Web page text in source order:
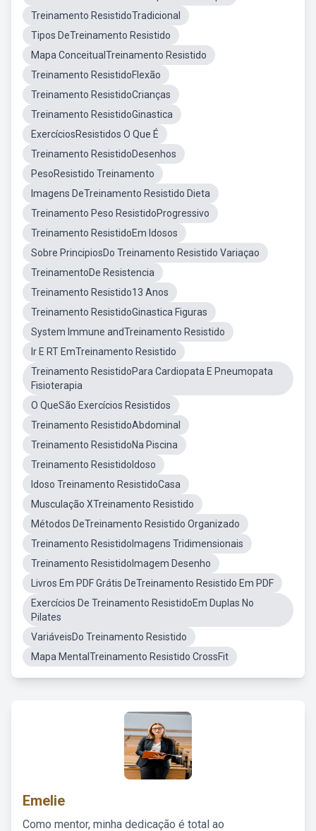
Treinamento ResistidoTradicional
Tipos DeTreinamento Resistido
Mapa ConceitualTreinamento Resistido
Treinamento ResistidoFlexão
Treinamento ResistidoCrianças
Treinamento ResistidoGinastica
ExercíciosResistidos O Que É
Treinamento ResistidoDesenhos
PesoResistido Treinamento
Imagens DeTreinamento Resistido Dieta
Treinamento Peso ResistidoProgressivo
Treinamento ResistidoEm Idosos
Sobre PrincipiosDo Treinamento Resistido Variaçao
TreinamentoDe Resistencia
Treinamento Resistido13 Anos
Treinamento ResistidoGinastica Figuras
System Immune andTreinamento Resistido
Ir E RT EmTreinamento Resistido
Treinamento ResistidoPara Cardiopata E Pneumopata
Fisioterapia
O QueSão Exercícios Resistidos
Treinamento ResistidoAbdominal
Treinamento ResistidoNa Piscina
Treinamento ResistidoIdoso
Idoso Treinamento ResistidoCasa
Musculação XTreinamento Resistido
Métodos DeTreinamento Resistido Organizado
Treinamento ResistidoImagens Tridimensionais
Treinamento ResistidoImagem Desenho
Livros Em PDF Grátis DeTreinamento Resistido Em PDF
Exercícios De Treinamento ResistidoEm Duplas No
Pilates
VariáveisDo Treinamento Resistido
Mapa MentalTreinamento Resistido CrossFit
Emelie
Como mentor, minha dedicação é total ao